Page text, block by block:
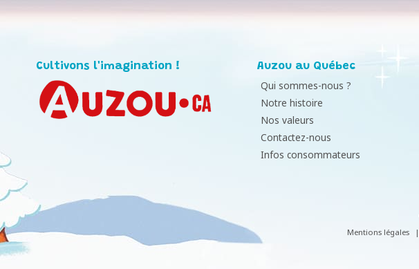
Cultivons l'imagination ! Auzou au Québec
Qui sommes-nous ?
Notre histoire
Nos valeurs
Contactez-nous
Infos consommateurs
Mentions légales
|